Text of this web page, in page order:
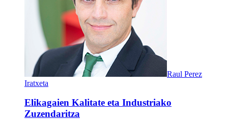
Raul Perez
Iratxeta
Elikagaien Kalitate eta Industriako
Zuzendaritza